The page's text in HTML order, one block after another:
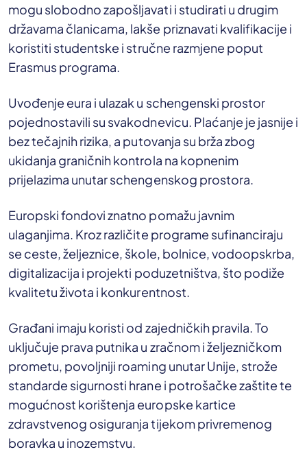
mogu slobodno zapošljavati i studirati u drugim
državama članicama, lakše priznavati kvalifikacije i
koristiti studentske i stručne razmjene poput
Erasmus programa.
Uvođenje eura i ulazak u schengenski prostor
pojednostavili su svakodnevicu. Plaćanje je jasnije i
bez tečajnih rizika, a putovanja su brža zbog
ukidanja graničnih kontrola na kopnenim
prijelazima unutar schengenskog prostora.
Europski fondovi znatno pomažu javnim
ulaganjima. Kroz različite programe sufinanciraju
se ceste, željeznice, škole, bolnice, vodoopskrba,
digitalizacija i projekti poduzetništva, što podiže
kvalitetu života i konkurentnost.
Građani imaju koristi od zajedničkih pravila. To
uključuje prava putnika u zračnom i željezničkom
prometu, povoljniji roaming unutar Unije, strože
standarde sigurnosti hrane i potrošačke zaštite te
mogućnost korištenja europske kartice
zdravstvenog osiguranja tijekom privremenog
boravka u inozemstvu.